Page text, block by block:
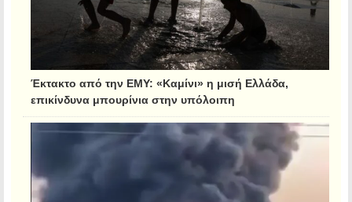
Έκτακτο από την ΕΜΥ: «Καμίνι» η μισή Ελλάδα,
επικίνδυνα μπουρίνια στην υπόλοιπη